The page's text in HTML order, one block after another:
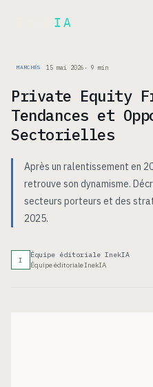
IA
MARCHÉS 15 mai 2026 · 9 min
Private Equity
Tendances et
Sectorielles
Après un ralentissement en
retrouve son dynamisme.
secteurs porteurs et des
2025.
I
Équipe éditoriale InekIA
Équipe éditoriale InekIA